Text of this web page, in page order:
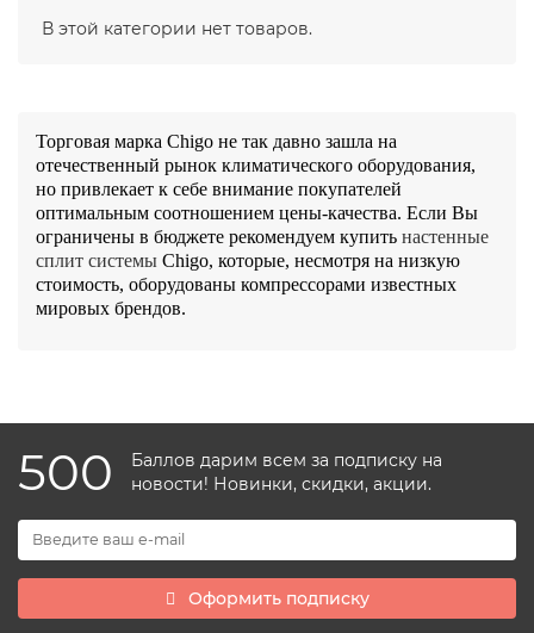
В этой категории нет товаров.
Торговая марка Chigo не так давно зашла на
отечественный рынок климатического оборудования,
но привлекает к себе внимание покупателей
оптимальным соотношением цены-качества. Если Вы
ограничены в бюджете рекомендуем купить настенные
сплит системы Chigo, которые, несмотря на низкую
стоимость, оборудованы компрессорами известных
мировых брендов.
500
Баллов дарим всем за подписку на
новости! Новинки, скидки, акции.
Оформить подписку